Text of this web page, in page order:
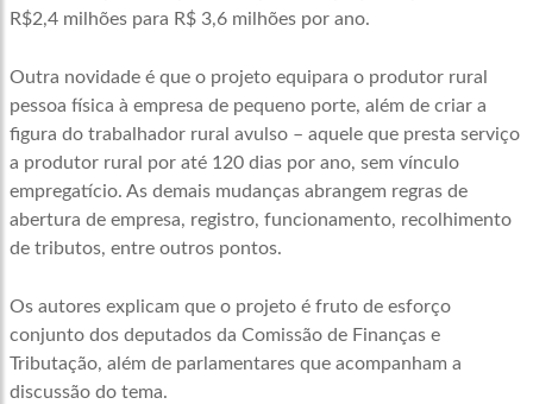
R$2,4 milhões para R$ 3,6 milhões por ano.
Outra novidade é que o projeto equipara o produtor rural
pessoa física à empresa de pequeno porte, além de criar a
figura do trabalhador rural avulso – aquele que presta serviço
a produtor rural por até 120 dias por ano, sem vínculo
empregatício. As demais mudanças abrangem regras de
abertura de empresa, registro, funcionamento, recolhimento
de tributos, entre outros pontos.
Os autores explicam que o projeto é fruto de esforço
conjunto dos deputados da Comissão de Finanças e
Tributação, além de parlamentares que acompanham a
discussão do tema.